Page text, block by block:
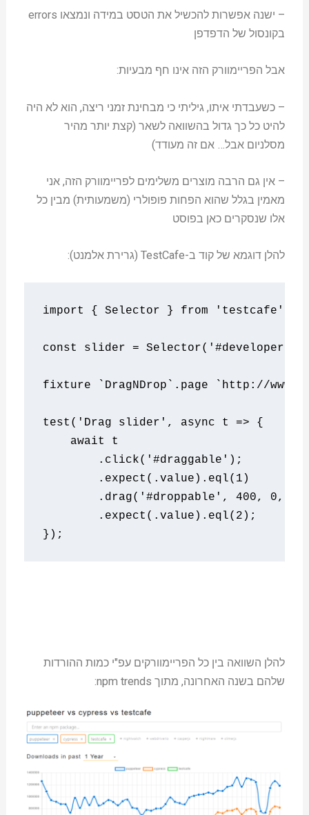
– ישנה אפשרות להכשיל את הטסט במידה ונמצאו errors
בקונסול של הדפדפן
אבל הפריימוורק הזה אינו חף מבעיות:
– כשעבדתי איתו, גיליתי כי מבחינת זמני ריצה, הוא לא היה
להיט כל כך גדול בהשוואה לשאר (קצת יותר מהיר
מסלניום אבל… אם זה מעודד)
– אין גם הרבה מוצרים משלימים לפריימוורק הזה, אני
מאמין בגלל שהוא הפחות פופולרי (משמעותית) מבין כל
אלו שנסקרים כאן בפוסט
להלן דוגמא של קוד ב-TestCafe (גרירת אלמנט):
import { Selector } from 'testcafe'
const slider = Selector( '#developer-
fixture `DragNDrop` . page `http://
test ( 'Drag slider' , async t =>
{
await t
. click( '#draggable' );
. expect (. value). eql( 1)
. drag( '#droppable' , 400, 0,
. expect (. value). eql( 2);
});
להלן השוואה בין כל הפריימוורקים עפ"י כמות ההורדות
שלהם בשנה האחרונה, מתוך npm trends: